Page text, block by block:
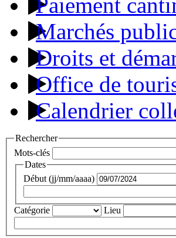
Marchés
Droits et
Office de
Calendrier
Rechercher
Mots-clés
Dates
Début (jj/mm/aaaa)
Catégorie
Lieu